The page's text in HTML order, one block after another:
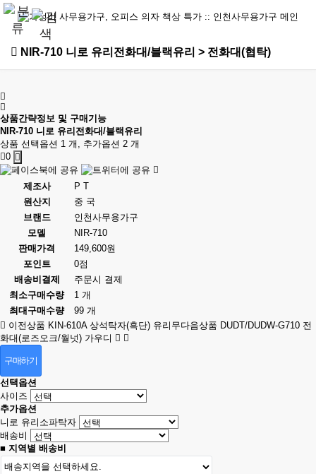
NIR-710 니로 유리전화대/블랙유리 > 전화대(협탁)
상품간략정보 및 구매기능
NIR-710 니로 유리전화대/블랙유리
상품 선택옵션 1 개, 추가옵션 2 개
0
제조사
P T
원산지
중 국
브랜드
인천사무용가구
모델
NIR-710
판매가격
149,600원
포인트
0점
배송비결제
주문시 결제
최소구매수량
1 개
최대구매수량
99 개
이전상품 KIN-610A 상석탁자(흑단) 유리무다음상품 DUDT/DUDW-G710 전
화대(로즈오크/월넛) 가우디
구매하기
선택옵션
사이즈
추가옵션
니로 유리소파탁자
배송비
■ 지역별 배송비